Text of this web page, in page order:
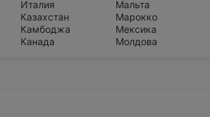
Италия
Казахстан
Камбоджа
Канада
Мальта
Марокко
Мексика
Молдова